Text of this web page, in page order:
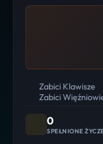
Zabici Klawisze
Zabici
0
SPEŁNIONE